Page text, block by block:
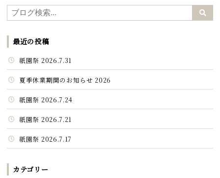
最近の投稿
祇園祭 2026.7.31
夏季休業期間のお知らせ 2026
祇園祭 2026.7.24
祇園祭 2026.7.21
祇園祭 2026.7.17
カテゴリー